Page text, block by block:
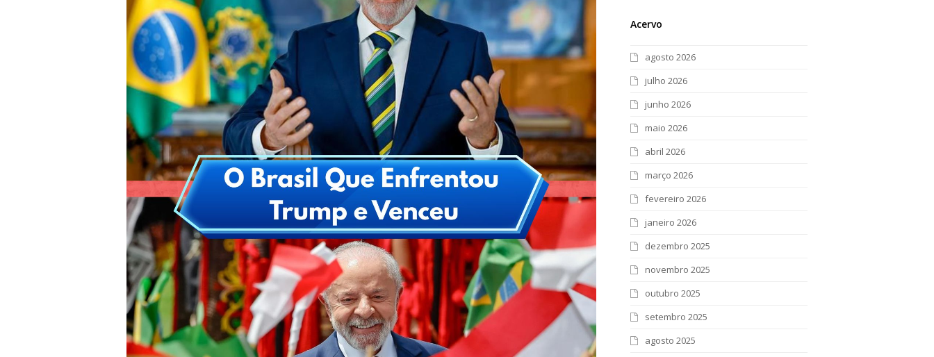
Acervo
agosto 2026
julho 2026
junho 2026
maio 2026
abril 2026
março 2026
fevereiro 2026
janeiro 2026
dezembro 2025
novembro 2025
outubro 2025
setembro 2025
agosto 2025